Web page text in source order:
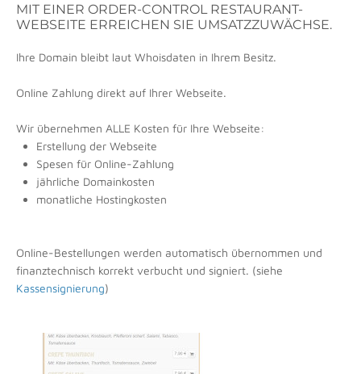
MIT EINER ORDER-CONTROL RESTAURANT-
WEBSEITE ERREICHEN SIE UMSATZZUWÄCHSE.
Ihre Domain bleibt laut Whoisdaten in Ihrem Besitz.
Online Zahlung direkt auf Ihrer Webseite.
Wir übernehmen ALLE Kosten für Ihre Webseite:
Erstellung der Webseite
Spesen für Online-Zahlung
jährliche Domainkosten
monatliche Hostingkosten
Online-Bestellungen werden automatisch übernommen und
finanztechnisch korrekt verbucht und signiert. (siehe
Kassensignierung)